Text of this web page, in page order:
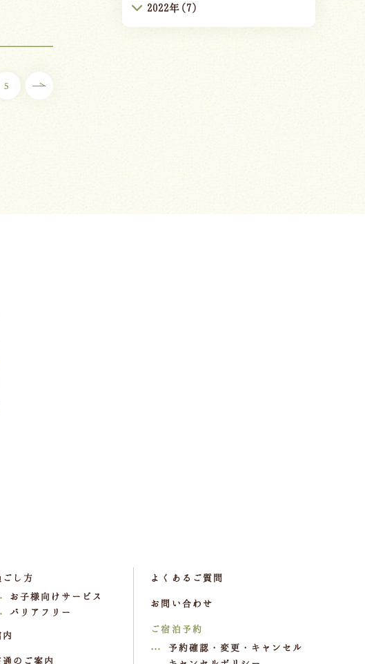
5
2022年(7)
ごし方
お子様向けサービス
バリアフリー
内
通のご案内
よくあるご質問
お問い合わせ
ご宿泊予約
予約確認・変更・キャンセル